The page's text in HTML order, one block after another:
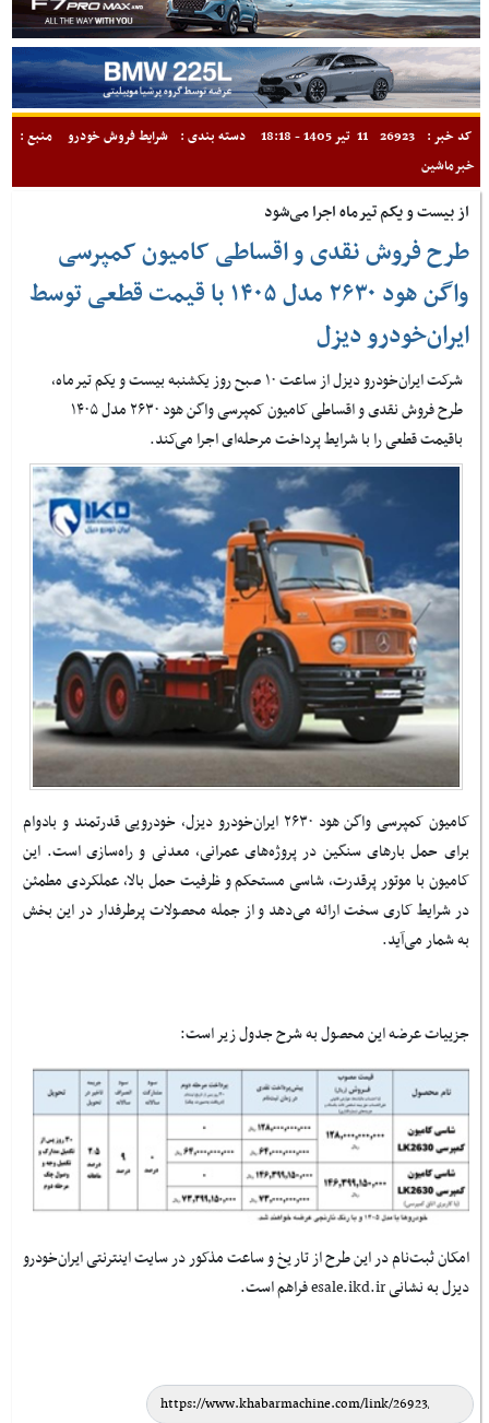
کد خبر : 26923 11 تیر 1405 - 18:18 دسته بندی : شرایط فروش خودرو
منبع :
خبرماشین
از بیست و یکم تیرماه اجرا می‌شود
طرح فروش نقدی و اقساطی کامیون کمپرسی
واگن هود ۲۶۳۰ مدل ۱۴۰۵ با قیمت قطعی توسط
ایران‌خودرو دیزل
شرکت ایران‌خودرو دیزل از ساعت ۱۰ صبح روز یکشنبه بیست و یکم تیرماه،
طرح فروش نقدی و اقساطی کامیون کمپرسی واگن هود ۲۶۳۰ مدل ۱۴۰۵
باقیمت قطعی را با شرایط پرداخت مرحله‌ای اجرا می‌کند.
کامیون کمپرسی واگن هود ۲۶۳۰ ایران‌خودرو دیزل، خودرویی قدرتمند و بادوام
برای حمل بارهای سنگین در پروژه‌های عمرانی، معدنی و راه‌سازی است. این
کامیون با موتور پرقدرت، شاسی مستحکم و ظرفیت حمل بالا، عملکردی مطمئن
در شرایط کاری سخت ارائه می‌دهد و از جمله محصولات پرطرفدار در این بخش
به شمار می‌آید.
جزییات عرضه این محصول به شرح جدول زیر است:
امکان ثبت‌نام در این طرح از تاریخ و ساعت مذکور در سایت اینترنتی ایران‌خودرو
دیزل به نشانی esale.ikd.ir فراهم است.